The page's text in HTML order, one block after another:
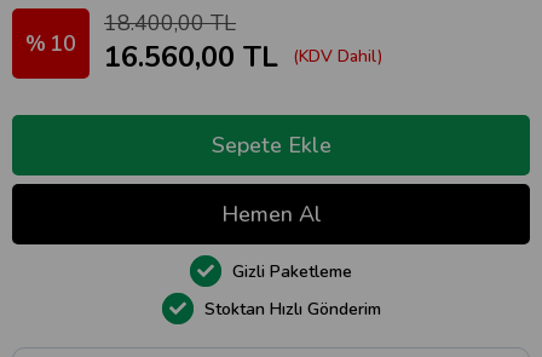
10
18.400,00 TL
16.560,00 TL (KDV Dahil)
Stoktan Hızlı Gönderim
Gizli Paketleme